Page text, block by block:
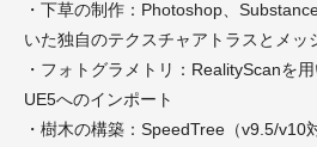
・下草の制作：Photoshop、
いた独自のテクスチャアトラスとメッ
・フォトグラメトリ：RealityScanを
UE5へのインポート
・樹木の構築：SpeedTree（v9.5/v10